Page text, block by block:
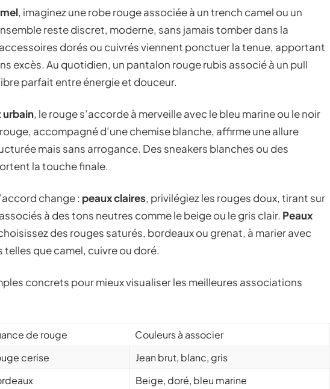
, imaginez une robe rouge associée à un trench camel ou un
reste discret, moderne, sans jamais tomber dans la
dorés ou cuivrés viennent ponctuer la tenue, apportant
excès. Au quotidien, un pantalon rouge rubis associé à un pull
parfait entre énergie et douceur.
urbain, le rouge s’accorde à merveille avec le bleu marine ou le noir
accompagné d’une chemise blanche, affirme une allure
mais sans arrogance. Des sneakers blanches ou des
la touche finale.
change : peaux claires, privilégiez les rouges doux, tirant sur
à des tons neutres comme le beige ou le gris clair. Peaux
des rouges saturés, bordeaux ou grenat, à marier avec
que camel, cuivre ou doré.
concrets pour mieux visualiser les meilleures associations
de rouge
Couleurs à associer
cerise
Jean brut, blanc, gris
Beige, doré, bleu marine